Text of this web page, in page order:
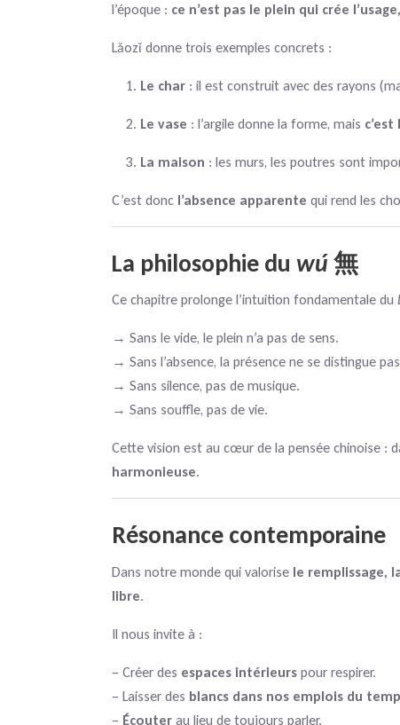
l’époque : ce n’est pas le plein qui crée
Lǎozǐ donne trois exemples concrets :
Le char : il est construit avec des rayons
Le vase : l’argile donne la forme, mais c’est
La maison : les murs, les poutres sont
C’est donc l’absence apparente qui rend les
La philosophie du wú無
Ce chapitre prolonge l’intuition fondamentale du
→ Sans le vide, le plein n’a pas de sens.
→ Sans l’absence, la présence ne se distingue
→ Sans silence, pas de musique.
→ Sans souffle, pas de vie.
Cette vision est au cœur de la pensée chinoise :
harmonieuse.
Résonance contemporaine
Dans notre monde qui valorise le remplissage,
libre.
Il nous invite à :
– Créer des espaces intérieurs pour respirer.
– Laisser des blancs dans nos emplois du
– Écouter au lieu de toujours parler.